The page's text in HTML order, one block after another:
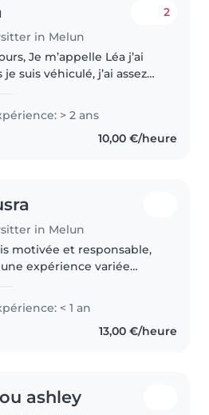
in Melun
2
Léa j’ai
je suis véhiculé, j’ai assez
même un petit frère Je
une personne douce, calme
> 2 ans
10,00 €/heure
in Melun
motivée et responsable,
expérience variée
en école maternelle, deux
en centre de loisirs,..
< 1 an
13,00 €/heure
ashley